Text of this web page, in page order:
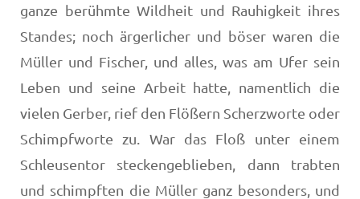
ganze berühmte Wildheit und Rauhigkeit ihres
Standes; noch ärgerlicher und böser waren die
Müller und Fischer, und alles, was am Ufer sein
Leben und seine Ar­beit hatte, namentlich die
vielen Gerber, rief den Flößern Scherzworte oder
Schimpfworte zu. War das Floß unter ei­nem
Schleusentor steckengeblieben, dann trabten
und schimpften die Müller ganz besonders, und